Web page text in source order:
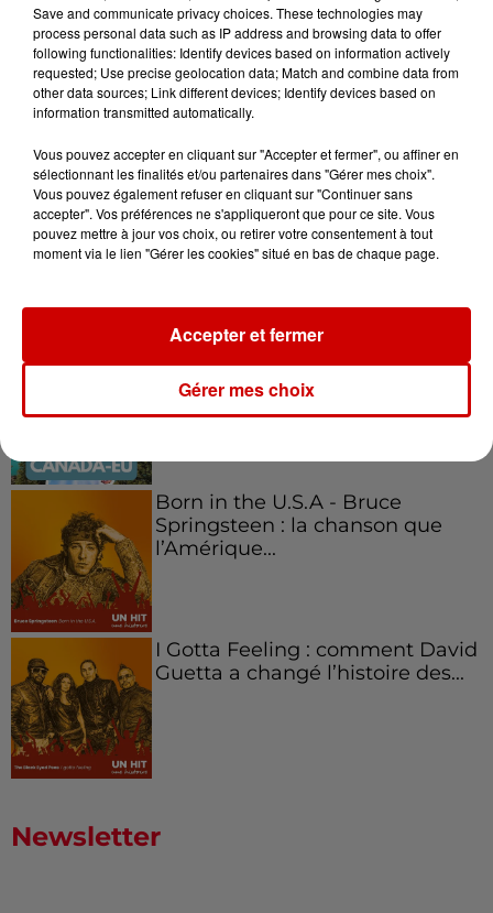
Podcasts Voir plus
Kelly Massol, figure
emblématique de
l'entrepreneuriat féminin
Canada et accueillir les bleus à
Boston,...
Born in the U.S.A - Bruce
Springsteen : la chanson que
l’Amérique...
I Gotta Feeling : comment David
Guetta a changé l’histoire des...
Newsletter
Save and communicate privacy choices. These technologies may
process personal data such as IP address and browsing data to offer
following functionalities: Identify devices based on information actively
requested; Use precise geolocation data; Match and combine data from
other data sources; Link different devices; Identify devices based on
information transmitted automatically.
Vous pouvez accepter en cliquant sur "Accepter et fermer", ou affiner en
sélectionnant les finalités et/ou partenaires dans "Gérer mes choix".
Vous pouvez également refuser en cliquant sur "Continuer sans
accepter". Vos préférences ne s'appliqueront que pour ce site. Vous
pouvez mettre à jour vos choix, ou retirer votre consentement à tout
moment via le lien "Gérer les cookies" situé en bas de chaque page.
Gérer mes choix
Accepter et fermer